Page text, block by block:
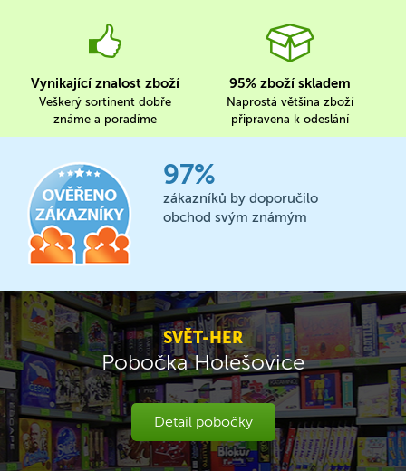
Vynikající znalost zboží
Veškerý sortinent dobře
známe a poradíme
95% zboží skladem
Naprostá většina zboží
připravena k odeslání
97%
zákazníků by doporučilo
obchod svým známým
SVĚT-HER
Pobočka Holešovice
Detail pobočky